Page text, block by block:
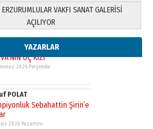
VAKFI SANAT GALERİSİ
AÇILIYOR
YAZARLAR
POLAT
Sebahattin Şirin’e
2026 Pazartesi
Yeri
Gündoğdu
ÜÇ KIZI